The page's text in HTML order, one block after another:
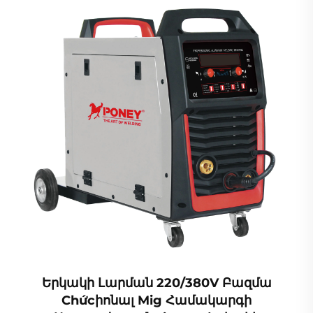
Երկակի Լարման 220/380V Բազմա
Chứcիոնալ Mig Համակարգի